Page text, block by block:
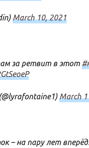
March 10, 2021
за ретвит в этот
March
– на пару лет